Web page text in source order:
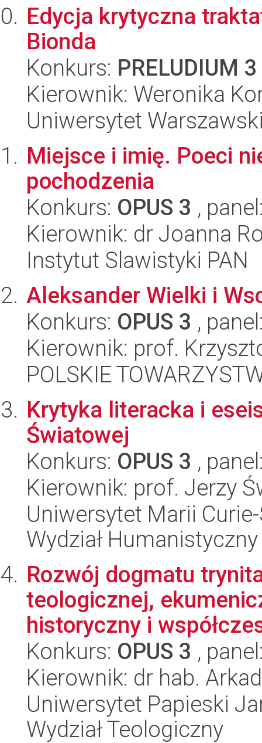
Edycja krytyczna
Bionda
Konkurs: PRELUDIUM 3
Kierownik: Weronika
Uniwersytet
Miejsce i imię. Poeci
pochodzenia
Konkurs: OPUS 3 ,
Kierownik: dr Joanna
Instytut Slawistyki PAN
Aleksander Wielki i
Konkurs: OPUS 3 ,
Kierownik: prof.
POLSKIE
Krytyka literacka i
Światowej
Konkurs: OPUS 3 ,
Kierownik: prof. Jerzy
Uniwersytet Marii
Wydział Humanistyczny
Rozwój dogmatu
teologicznej,
historyczny i
Konkurs: OPUS 3 ,
Kierownik: dr hab.
Uniwersytet Papieski
Wydział Teologiczny